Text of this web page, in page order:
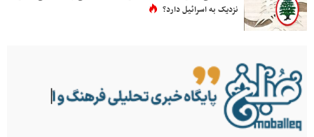
نزدیک به اسرائیل دارد؟